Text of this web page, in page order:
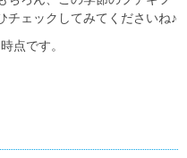
チェックしてみてくださいね♪
点です。